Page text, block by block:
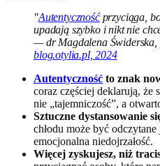
"Autentycznośćprzyciąga,
upadają szybko i nikt nie
— dr Magdalena Świderska,
blog.otylia.pl, 2024
Autentyczność to znak
coraz częściej deklarują, że
nie „tajemniczość”, a
Sztuczne dystansowanie
chłodu może być
emocjonalna niedojrzałość.
Więcej zyskujesz, niż